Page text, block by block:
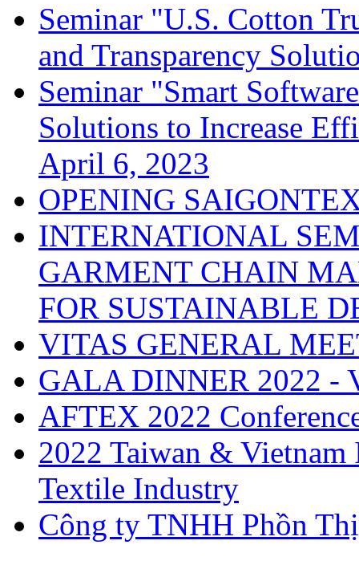
Seminar "U.S. Cotton
and Transparency
Seminar "Smart
Solutions to Increase
April 6, 2023
OPENING
INTERNATIONAL
GARMENT CHAIN
FOR SUSTAINABLE
VITAS GENERAL
GALA DINNER 2022 -
AFTEX 2022
2022 Taiwan &
Textile Industry
Công ty TNHH Phồn